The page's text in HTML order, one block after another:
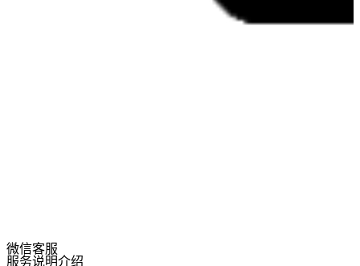
微信客服
服务说明介绍